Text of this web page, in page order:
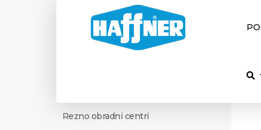
Rezno obradni centri